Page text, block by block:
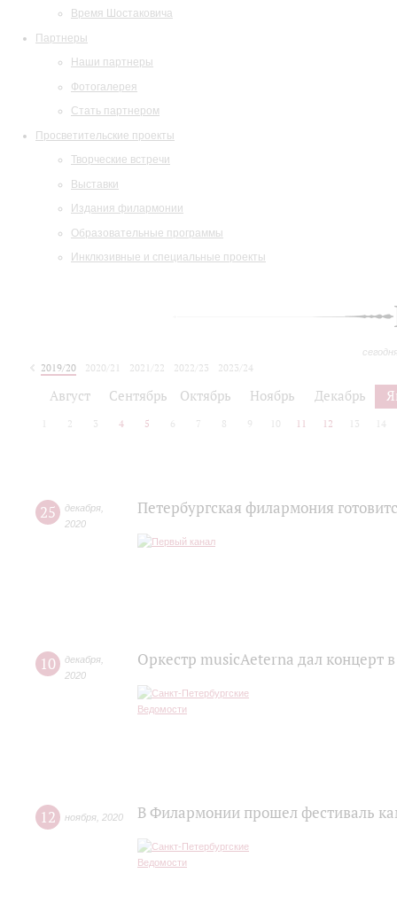
Время Шостаковича
Партнеры
Наши партнеры
Фотогалерея
Стать партнером
Просветительские проекты
Творческие встречи
Выставки
Издания филармонии
Образовательные программы
Инклюзивные и специальные проекты
2019/20 2020/21 2021/22 2022/23
2023/24
Август Сентябрь Октябрь Ноябрь Декабрь
2 3 4 5 6 7 8 9 10 11 12 13 14
25 декабря
2020
Петербургская филармония
10 декабря
2020
Оркестр musicAeterna дал концерт
12 ноября 2020 В Филармонии прошел фестиваль